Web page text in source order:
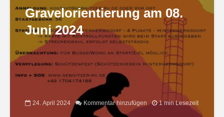
Gravelorientierung am 08.
Juni 2024
24. April 2024 Kommentar hinzufügen 1 min Lesezeit